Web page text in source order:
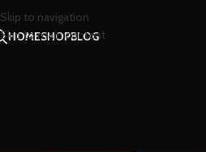
Skip to navigation
Skip to main content
HOMESHOPBLOG